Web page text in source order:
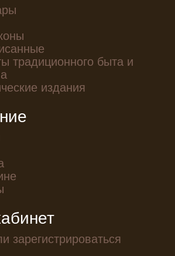
традиционного быта и
издания
зарегистрироваться